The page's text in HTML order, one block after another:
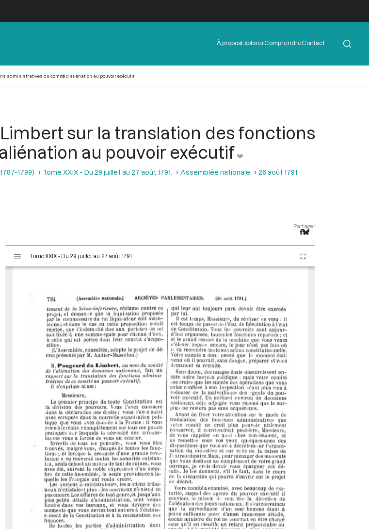
Menu
de
À proposExplorerComprendreContact
administratives du comité d’aliénation au pouvoir exécutif
sur la translation des fonctions
au pouvoir exécutif
1799) Tome XXIX - Du 29 juillet au 27 août 1791. Assemblée nationale 26 août 1791
Partager
s
Tome XXIX - Du 29 juillet au 27 août 1791.